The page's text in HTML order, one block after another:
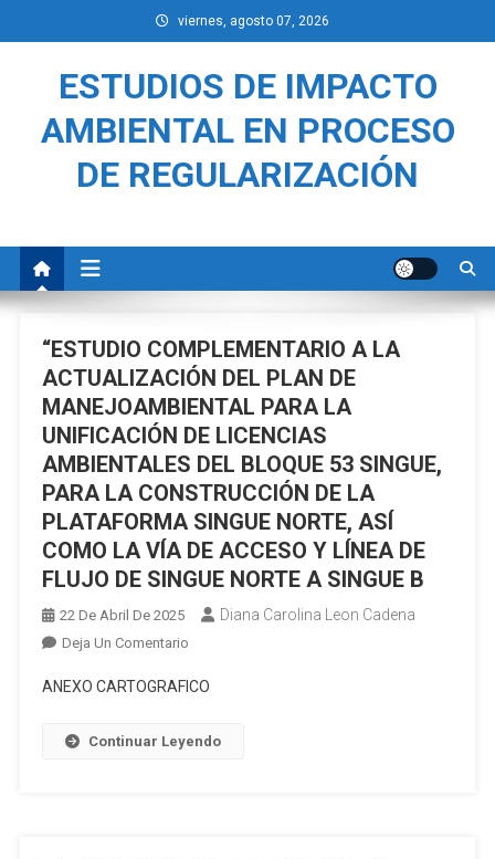
al
viernes, agosto 07, 2026
ESTUDIOS DE IMPACTO
AMBIENTAL EN PROCESO
DE REGULARIZACIÓN
“ESTUDIO COMPLEMENTARIO A LA
ACTUALIZACIÓN DEL PLAN DE
MANEJOAMBIENTAL PARA LA
UNIFICACIÓN DE LICENCIAS
AMBIENTALES DEL BLOQUE 53 SINGUE,
PARA LA CONSTRUCCIÓN DE LA
PLATAFORMA SINGUE NORTE, ASÍ
COMO LA VÍA DE ACCESO Y LÍNEA DE
FLUJO DE SINGUE NORTE A SINGUE B
22 De Abril De 2025 Diana Carolina Leon Cadena
Deja Un ComentarioEn
COMPLEMENTARIO
LA
ANEXO CARTOGRAFICO
Continuar Leyendo